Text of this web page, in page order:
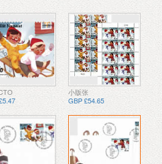
小版张
GBP £54.65